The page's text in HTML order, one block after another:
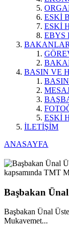
ESKİ
ESKİ
EBYS
BASIN VE
ESKİ
İLETİŞİM
ANASAYFA
Başbakan
Başbakan Ünal
Mukavemet...